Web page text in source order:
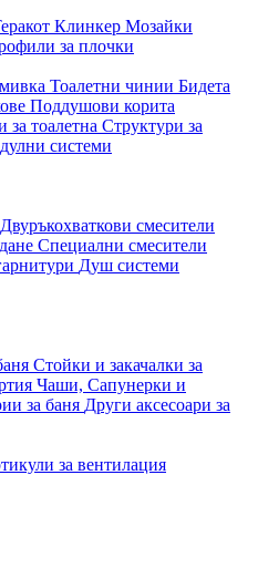
Клинкер Мозайки
за плочки
Тоалетни чинии Бидета
Поддушови корита
за тоалетна Структури за
системи
Двуръкохваткови смесители
Специални смесители
Душ системи
Стойки и закачалки за
Чаши, Сапунерки и
за баня Други аксесоари за
за вентилация